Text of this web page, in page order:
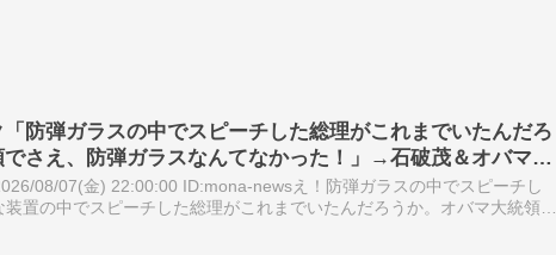
「防弾ガラスの中でスピーチした総理がこれまでいたんだろ
でさえ、防弾ガラスなんてなかった！」→石破茂＆オバマ大
08/07(金) 22:00:00 ID:mona-newsえ！防弾ガラスの中でスピーチし
置の中でスピーチした総理がこれまでいたんだろうか。オバマ大統領で